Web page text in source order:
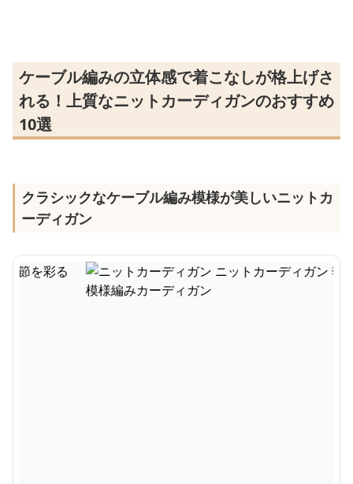
ケーブル編みの立体感で着こなしが格上げさ
れる！上質なニットカーディガンのおすすめ
10選
クラシックなケーブル編み模様が美しいニットカ
ーディガン